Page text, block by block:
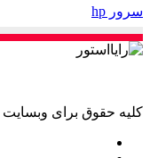
سرور hp
کلیه حقوق برای وبسایت